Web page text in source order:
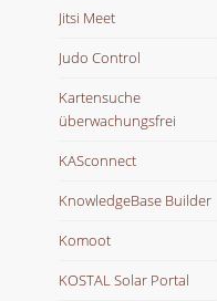
Jitsi Meet
Judo Control
Kartensuche
überwachungsfrei
KASconnect
KnowledgeBase Builder
Komoot
KOSTAL Solar Portal